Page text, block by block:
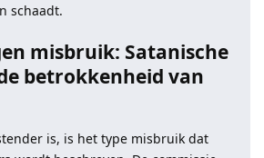
schaadt.
misbruik: Satanische
betrokkenheid van
is, is het type misbruik dat